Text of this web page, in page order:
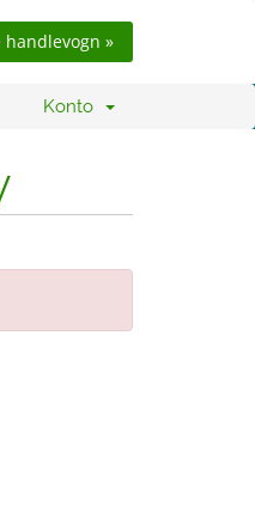
handlevogn »
Konto